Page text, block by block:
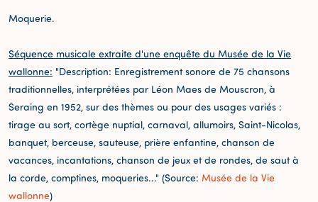
Moquerie.
Séquence musicale extraite d'une enquête du Musée de la Vie
wallonne: "Description: Enregistrement sonore de 75 chansons
traditionnelles, interprétées par Léon Maes de Mouscron, à
Seraing en 1952, sur des thèmes ou pour des usages variés :
tirage au sort, cortège nuptial, carnaval, allumoirs, Saint-Nicolas,
banquet, berceuse, sauteuse, prière enfantine, chanson de
vacances, incantations, chanson de jeux et de rondes, de saut à
la corde, comptines, moqueries..." (Source: Musée de la Vie
wallonne)